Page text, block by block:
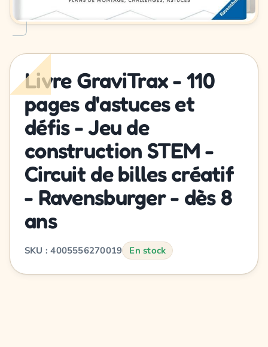
Livre GraviTrax - 110
pages d'astuces et
défis - Jeu de
construction STEM -
Circuit de billes créatif
- Ravensburger - dès 8
ans
SKU : 4005556270019 En stock